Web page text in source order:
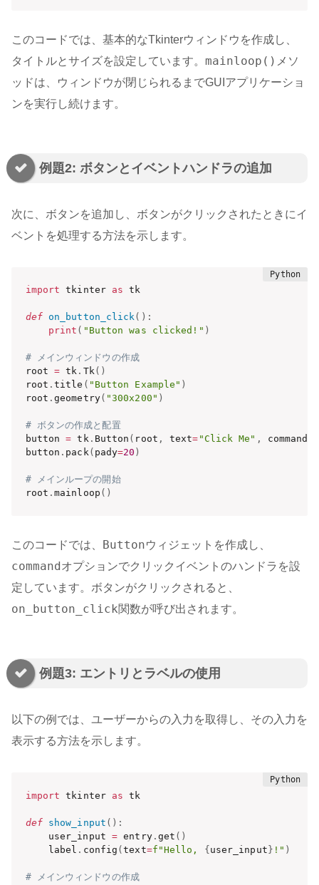
このコードでは、基本的なTkinterウィンドウを作成し、
タイトルとサイズを設定しています。 mainloop() メソ
ッドは、ウィンドウが閉じられるまでGUIアプリケーショ
ンを実行し続けます。
例題2: ボタンとイベントハンドラの追加
次に、ボタンを追加し、ボタンがクリックされたときにイ
ベントを処理する方法を示します。
import tkinter as tk
def on_button_click( ) :
print ( "Button was clicked!" )
# メインウィンドウの作成
root = tk . Tk( )
root .title ( "Button Example" )
root .geometry( "300x200" )
# ボタンの作成と配置
button = tk. Button ( root , text= "Click Me" , command
button . pack( pady=20 )
# メインループの開始
root .mainloop ( )
このコードでは、 Buttonウィジェットを作成し、
command オプションでクリックイベントのハンドラを設
定しています。ボタンがクリックされると、
on_button_click関数が呼び出されます。
例題3: エントリとラベルの使用
以下の例では、ユーザーからの入力を取得し、その入力を
表示する方法を示します。
import tkinter as tk
def show_input ( ) :
    user_input
= entry. get ( )
    label
. config (text=f"Hello, { user_input } !" )
# メインウィンドウの作成